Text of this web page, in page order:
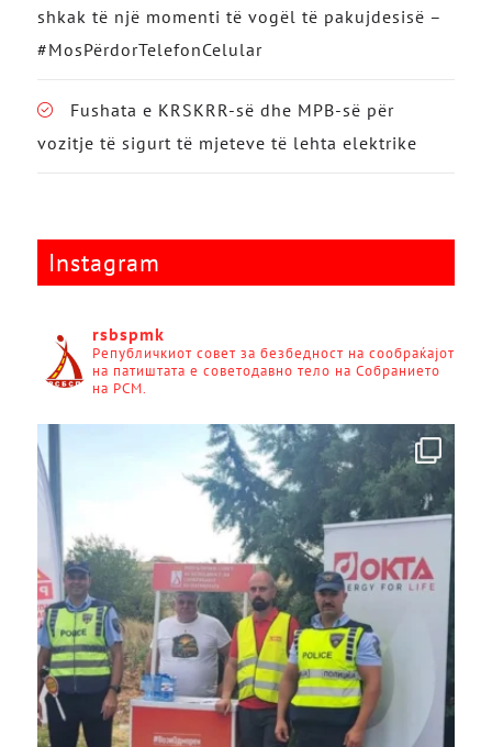
shkak të një momenti të vogël të pakujdesisë –
#MosPërdorTelefonCelular
Fushata e KRSKRR-së dhe MPB-së për
vozitje të sigurt të mjeteve të lehta elektrike
Instagram
rsbspmk
Републичкиот совет за безбедност на сообраќајот
на патиштата е советодавно тело на Собранието
на РСМ.